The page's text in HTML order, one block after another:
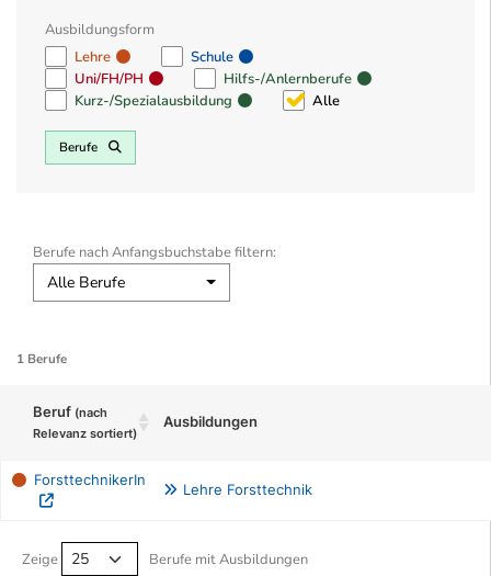
Ausbildungsform
Lehre
Schule
Uni/FH/PH
Hilfs-/Anlernberufe
Kurz-/Spezialausbildung
Alle
Berufe
Berufe nach Anfangsbuchstabe filtern:
Alle Berufe
1 Berufe
Beruf (nach
Relevanz sortiert)
Ausbildungen
ForsttechnikerIn
Lehre Forsttechnik
Zeige Berufe mit Ausbildungen